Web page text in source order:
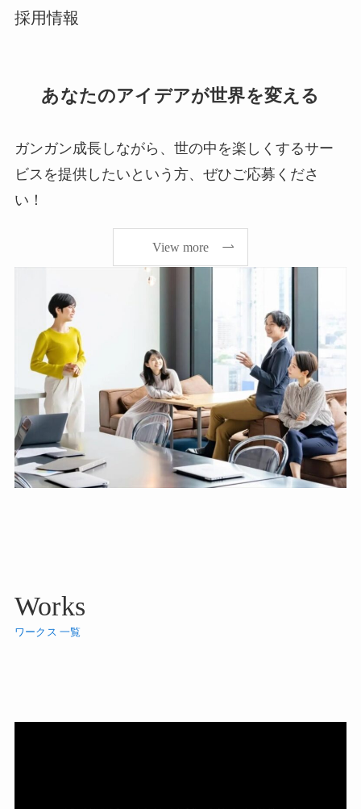
採用情報
あなたのアイデアが世界を変える
ガンガン成長しながら、世の中を楽しくするサー
ビスを提供したいという方、ぜひご応募くださ
い！
View more
Works
ワークス 一覧